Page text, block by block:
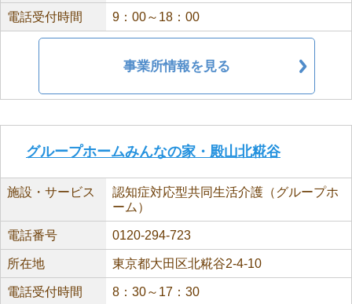
電話受付時間 9：00～18：00
事業所情報を見る
グループホームみんなの家・殿山北糀谷
施設・サービス
認知症対応型共同生活介護（グループホ
ーム）
電話番号 0120-294-723
所在地 東京都大田区北糀谷2-4-10
電話受付時間 8：30～17：30